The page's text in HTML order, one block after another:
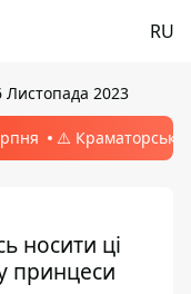
RU
Листопада 2023
⚠️ Краматорськ,
носити ці
принцеси